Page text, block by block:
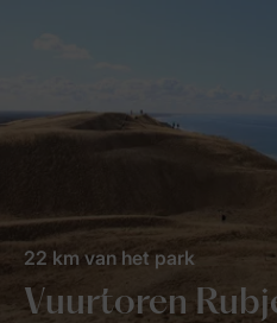
Vuurtoren
22 km van het park